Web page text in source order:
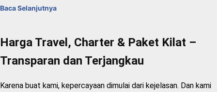
Baca Selanjutnya
Harga Travel, Charter & Paket Kilat –
Transparan dan Terjangkau
Karena buat kami, kepercayaan dimulai dari kejelasan. Dan kami